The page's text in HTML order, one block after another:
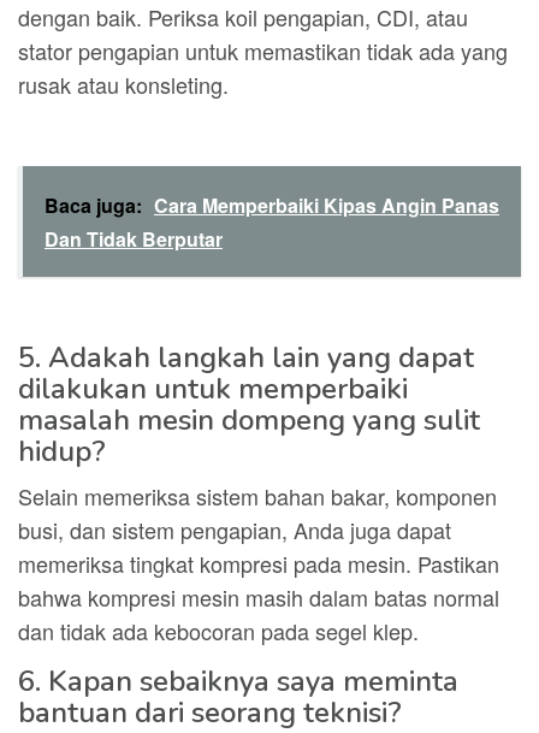
dengan baik. Periksa koil pengapian, CDI, atau
stator pengapian untuk memastikan tidak ada yang
rusak atau konsleting.
Baca juga: Cara Memperbaiki Kipas Angin Panas
Dan Tidak Berputar
5. Adakah langkah lain yang dapat
dilakukan untuk memperbaiki
masalah mesin dompeng yang sulit
hidup?
Selain memeriksa sistem bahan bakar, komponen
busi, dan sistem pengapian, Anda juga dapat
memeriksa tingkat kompresi pada mesin. Pastikan
bahwa kompresi mesin masih dalam batas normal
dan tidak ada kebocoran pada segel klep.
6. Kapan sebaiknya saya meminta
bantuan dari seorang teknisi?